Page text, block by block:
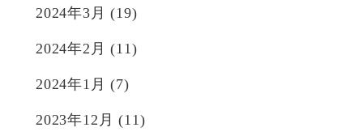
2024年3月 (19)
2024年2月 (11)
2024年1月 (7)
2023年12月 (11)